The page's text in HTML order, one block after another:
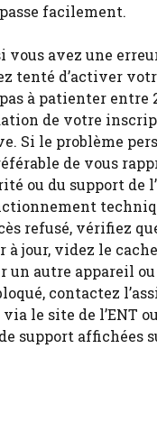
facilement.
vous avez une
tenté d’activer
à patienter entre
de votre
Si le problème
de vous
ou du support de
refusé, vérifiez
à jour, videz le
un autre appareil
contactez
le site de l’ENT
support affichées